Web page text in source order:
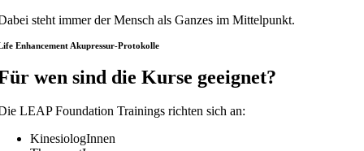
steht immer der Mensch als Ganzes im Mittelpunkt.
Enhancement Akupressur-Protokolle
wen sind die Kurse geeignet?
LEAP Foundation Trainings richten sich an:
KinesiologInnen